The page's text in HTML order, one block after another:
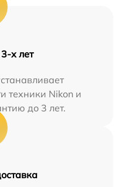
х лет
техники Nikon и
до 3 лет.